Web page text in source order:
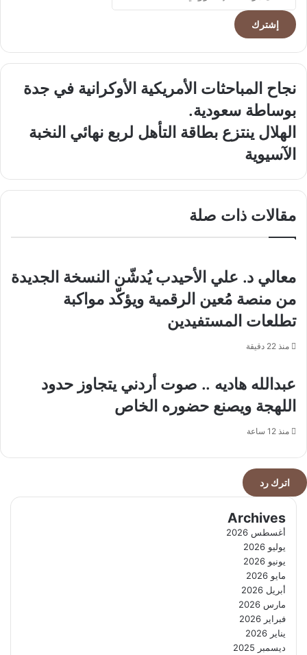
الإلكتروني
نجاح
المباحثات
الأمريكية
الأوكرانية
في
جدة
نجاح المباحثات الأمريكية الأوكرانية في جدة
بوساطة سعودية.
الهلال
ينتزع
بطاقة
النخبة
الهلال ينتزع بطاقة التأهل لربع نهائي النخبة
الآسيوية
مقالات ذات صلة
معالي د. علي الأحيدب يُدشّن النسخة الجديدة
من منصة مُعين الرقمية ويؤكّد مواكبة
تطلعات المستفيدين
منذ 22 دقيقة
عبدالله هاديه .. صوت أردني يتجاوز حدود
اللهجة ويصنع حضوره الخاص
منذ 12 ساعة
اترك رد
Archives
أغسطس 2026
يوليو 2026
يونيو 2026
مايو 2026
أبريل 2026
مارس 2026
فبراير 2026
يناير 2026
ديسمبر 2025